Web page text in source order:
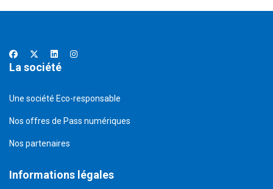
La société
Une société Eco-responsable
Nos offres de Pass numériques
Nos partenaires
Informations légales